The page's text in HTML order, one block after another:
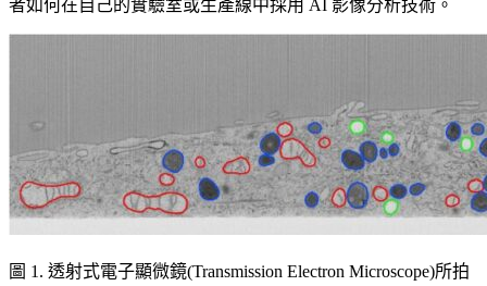
者如何在自己的實驗室或生產線中採用 AI 影像分析技術。
圖 1. 透射式電子顯微鏡(Transmission Electron Microscope)所拍